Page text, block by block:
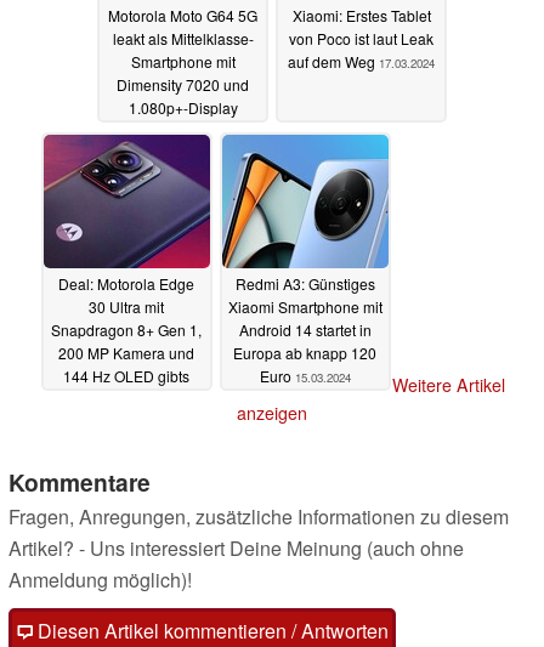
Motorola Moto G64 5G
leakt als Mittelklasse-
Smartphone mit
Dimensity 7020 und
1.080p+-Display
18.03.2024
Xiaomi: Erstes Tablet
von Poco ist laut Leak
auf dem Weg 17.03.2024
Deal: Motorola Edge
30 Ultra mit
Snapdragon 8+ Gen 1,
200 MP Kamera und
144 Hz OLED gibts
Redmi A3: Günstiges
Xiaomi Smartphone mit
Android 14 startet in
Europa ab knapp 120
Euro 15.03.2024
Weitere Artikel
anzeigen
Kommentare
Fragen, Anregungen, zusätzliche Informationen zu diesem
Artikel? - Uns interessiert Deine Meinung (auch ohne
Anmeldung möglich)!
Diesen Artikel kommentieren / Antworten